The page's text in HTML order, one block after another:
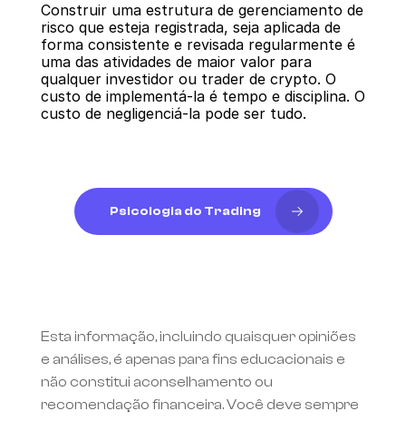
Construir uma estrutura de gerenciamento de
risco que esteja registrada, seja aplicada de
forma consistente e revisada regularmente é
uma das atividades de maior valor para
qualquer investidor ou trader de crypto. O
custo de implementá-la é tempo e disciplina. O
custo de negligenciá-la pode ser tudo.
Psicologia do Trading
Esta informação, incluindo quaisquer opiniões
e análises, é apenas para fins educacionais e
não constitui aconselhamento ou
recomendação financeira. Você deve sempre